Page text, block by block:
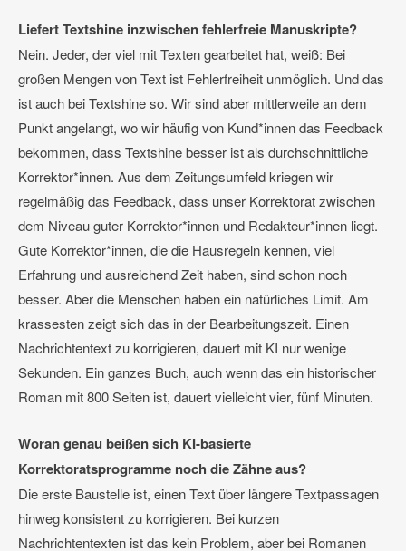
Liefert Textshine inzwischen fehlerfreie Manuskripte?
Nein. Jeder, der viel mit Texten gearbeitet hat, weiß: Bei
großen Mengen von Text ist Fehlerfreiheit unmöglich. Und das
ist auch bei Textshine so. Wir sind aber mittlerweile an dem
Punkt angelangt, wo wir häufig von Kund*innen das Feedback
bekommen, dass Textshine besser ist als durchschnittliche
Korrektor*innen. Aus dem Zeitungsumfeld kriegen wir
regelmäßig das Feedback, dass unser Korrektorat zwischen
dem Niveau guter Korrektor*innen und Redakteur*innen liegt.
Gute Korrektor*innen, die die Hausregeln kennen, viel
Erfahrung und ausreichend Zeit haben, sind schon noch
besser. Aber die Menschen haben ein natürliches Limit. Am
krassesten zeigt sich das in der Bearbeitungszeit. Einen
Nachrichtentext zu korrigieren, dauert mit KI nur wenige
Sekunden. Ein ganzes Buch, auch wenn das ein historischer
Roman mit 800 Seiten ist, dauert vielleicht vier, fünf Minuten.
Woran genau beißen sich KI-basierte
Korrektoratsprogramme noch die Zähne aus?
Die erste Baustelle ist, einen Text über längere Textpassagen
hinweg konsistent zu korrigieren. Bei kurzen
Nachrichtentexten ist das kein Problem, aber bei Romanen